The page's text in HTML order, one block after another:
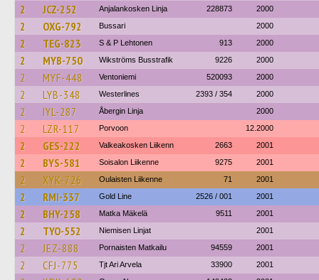
2 JCZ-252 Anjalankosken Linja 228873 2000
2 OXG-792 Bussari 2000
2 TEG-823 S & P Lehtonen 913 2000
2 MYB-750 Wikströms Busstrafik 9226 2000
2 MYF-448 Ventoniemi 520093 2000
2 LYB-348 Westerlines 2393 / 354 2000
2 IYL-287 Åbergin Linja 2000
2 LZR-117 Porvoon 12.2000
2 GES-222 Valkeakosken Liikenn 2663 2001
2 BYS-581 Soisalon Liikenne 9275 2001
2 XYK-726 Oulaisten Liikenne 71 2001
2 RMI-337 Gold Line 2526 / 001 2001
2 BHY-258 Matka Mäkelä 9511 2001
2 TYO-552 Niemisen Linjat 2001
2 JEZ-888 Pornaisten Matkailu 94559 2001
2 CFJ-775 Tjt Ari Arvela 33900 2001